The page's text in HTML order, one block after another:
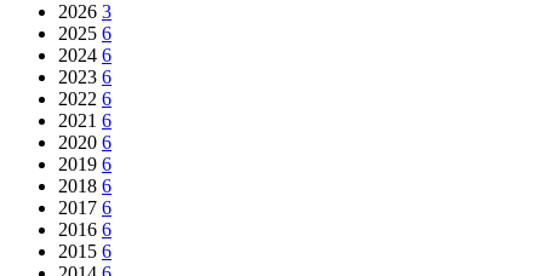
2026 3
2025 6
2024 6
2023 6
2022 6
2021 6
2020 6
2019 6
2018 6
2017 6
2016 6
2015 6